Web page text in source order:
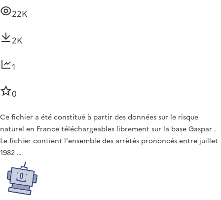
22K
2K
1
0
Ce fichier a été constitué à partir des données sur le risque
naturel en France téléchargeables librement sur la base Gaspar .
Le fichier contient l'ensemble des arrêtés prononcés entre juillet
1982 …